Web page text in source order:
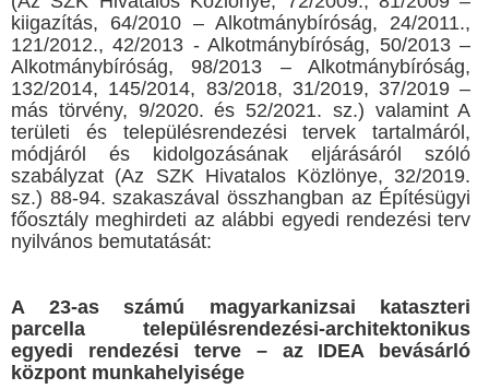
kiigazítás, 64/2010 – Alkotmánybíróság, 24/2011.,
121/2012., 42/2013 - Alkotmánybíróság, 50/2013 –
Alkotmánybíróság, 98/2013 – Alkotmánybíróság,
132/2014, 145/2014, 83/2018, 31/2019, 37/2019 –
más törvény, 9/2020. és 52/2021. sz.) valamint A
területi és településrendezési tervek tartalmáról,
módjáról és kidolgozásának eljárásáról szóló
szabályzat (Az SZK Hivatalos Közlönye, 32/2019.
sz.) 88-94. szakaszával összhangban az Építésügyi
főosztály meghirdeti az alábbi egyedi rendezési terv
nyilvános bemutatását:
A 23-as számú magyarkanizsai kataszteri
parcella településrendezési-architektonikus
egyedi rendezési terve – az IDEA bevásárló
központ munkahelyisége